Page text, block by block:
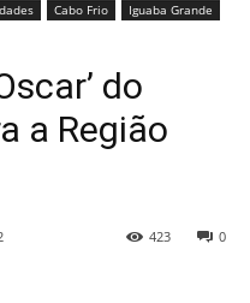
Cabo Frio
Iguaba Grande
do
a Região
0
423